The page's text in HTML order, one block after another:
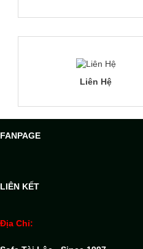
Liên Hệ
FANPAGE
LIÊN KẾT
Địa Chỉ: